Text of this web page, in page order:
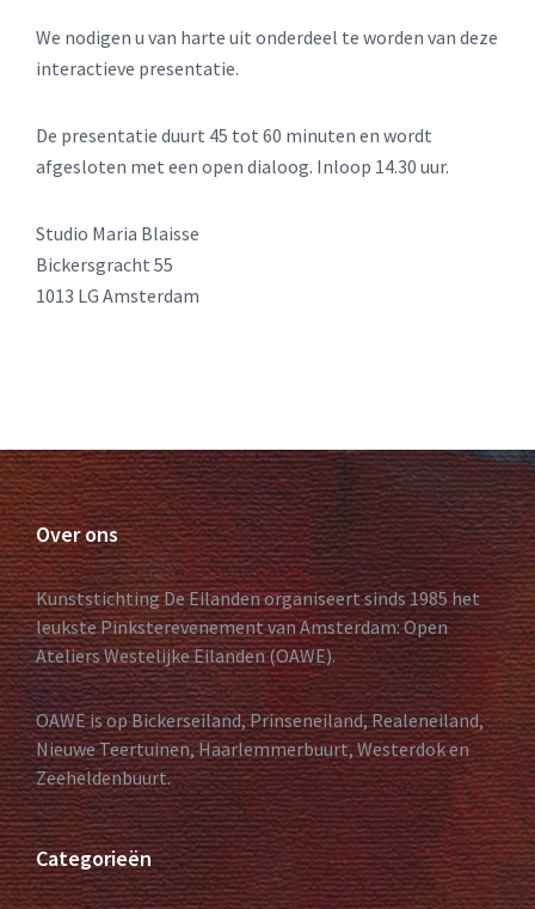
We nodigen u van harte uit onderdeel te worden van deze
interactieve presentatie.
De presentatie duurt 45 tot 60 minuten en wordt
afgesloten met een open dialoog. Inloop 14.30 uur.
Studio Maria Blaisse
Bickersgracht 55
1013 LG Amsterdam
Over ons
Kunststichting De Eilanden organiseert sinds 1985 het
leukste Pinksterevenement van Amsterdam: Open
Ateliers Westelijke Eilanden (OAWE).
OAWE is op Bickerseiland, Prinseneiland, Realeneiland,
Nieuwe Teertuinen, Haarlemmerbuurt, Westerdok en
Zeeheldenbuurt.
Categorieën